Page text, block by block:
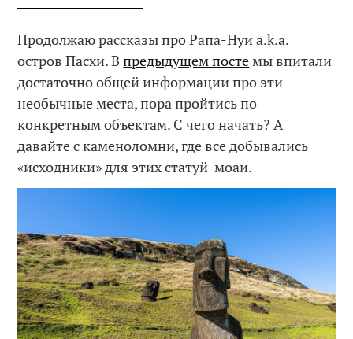
Продолжаю рассказы про Рапа-Нуи a.k.a.
остров Пасхи. Впредыдущем постемы впитали
достаточно общей информации про эти
необычные места, пора пройтись по
конкретным объектам. С чего начать? А
давайте с каменоломни, где все добывались
«исходники» для этих статуй-моаи.